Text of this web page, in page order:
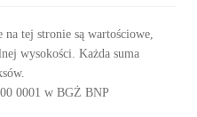
tej stronie są wartościowe,
wysokości. Każda suma
0001 w BGŻ BNP